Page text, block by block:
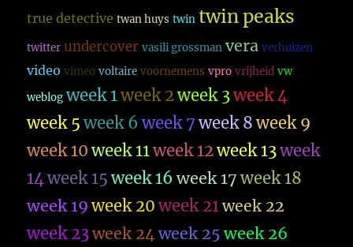
true detective twan huys twin twin peaks
twitter undercover vasili grossman vera verhuizen
video vimeo voltaire voornemens vpro vrijheid vw
weblog week 1week 2week 3week 4
week 5 week 6 week 7 week 8 week 9
week 10 week 11week 12week 13week
14week 15 week 16 week 17 week 18
week 19 week 20 week 21week 22
week 23week 24week 25 week 26